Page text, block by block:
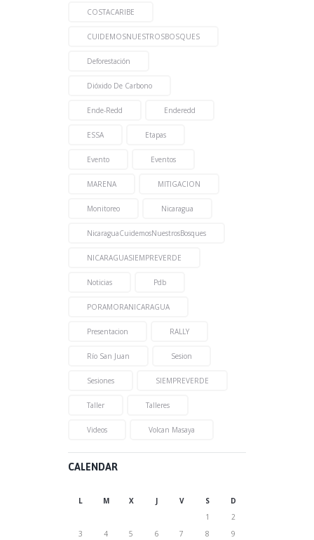
COSTACARIBE
CUIDEMOSNUESTROSBOSQUES
Deforestación
Dióxido De Carbono
Ende-Redd Enderedd
ESSA Etapas
Evento Eventos
MARENA MITIGACION
Monitoreo Nicaragua
NicaraguaCuidemosNuestrosBosques
NICARAGUASIEMPREVERDE
Noticias Pdb
PORAMORANICARAGUA
Presentacion RALLY
Río San Juan Sesion
Sesiones SIEMPREVERDE
Taller Talleres
Videos Volcan Masaya
CALENDAR
L M X J V S D
1
2
3
4 5 6 7 8
9